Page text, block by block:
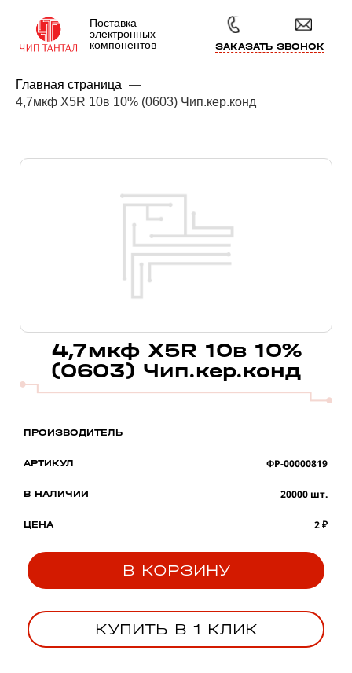
Поставка
электронных
компонентов
ЗАКАЗАТЬ ЗВОНОК
Главная страница —
4,7мкф X5R 10в 10% (0603) Чип.кер.конд
4,7мкф X5R 10в 10%
(0603) Чип.кер.конд
ПРОИЗВОДИТЕЛЬ
АРТИКУЛ ФР-00000819
В НАЛИЧИИ 20000 шт.
ЦЕНА 2 ₽
В КОРЗИНУ
КУПИТЬ В 1 КЛИК